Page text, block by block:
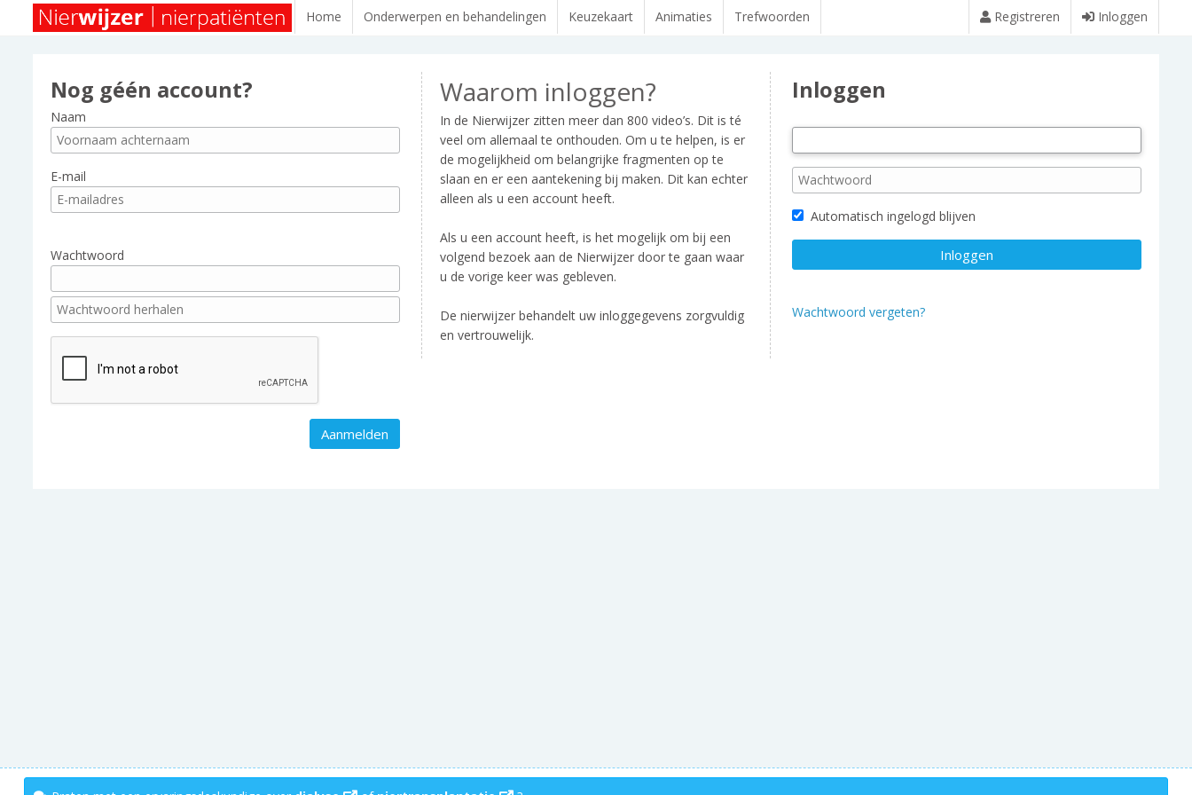
Home Onderwerpen en behandelingen Keuzekaart Animaties Trefwoorden Registreren Inloggen
Nog géén account?
Naam
E-mail
Wachtwoord
Waarom inloggen?
In de Nierwijzer zitten meer dan 800 video’s. Dit is té
veel om allemaal te onthouden. Om u te helpen, is er
de mogelijkheid om belangrijke fragmenten op te
slaan en er een aantekening bij maken. Dit kan echter
alleen als u een account heeft.
Als u een account heeft, is het mogelijk om bij een
volgend bezoek aan de Nierwijzer door te gaan waar
u de vorige keer was gebleven.
De nierwijzer behandelt uw inloggegevens zorgvuldig
en vertrouwelijk.
Inloggen
Automatisch ingelogd blijven
Wachtwoord vergeten?